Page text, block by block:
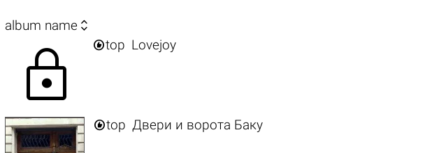
album name 
lock top Lovejoy
top Двери и ворота Баку